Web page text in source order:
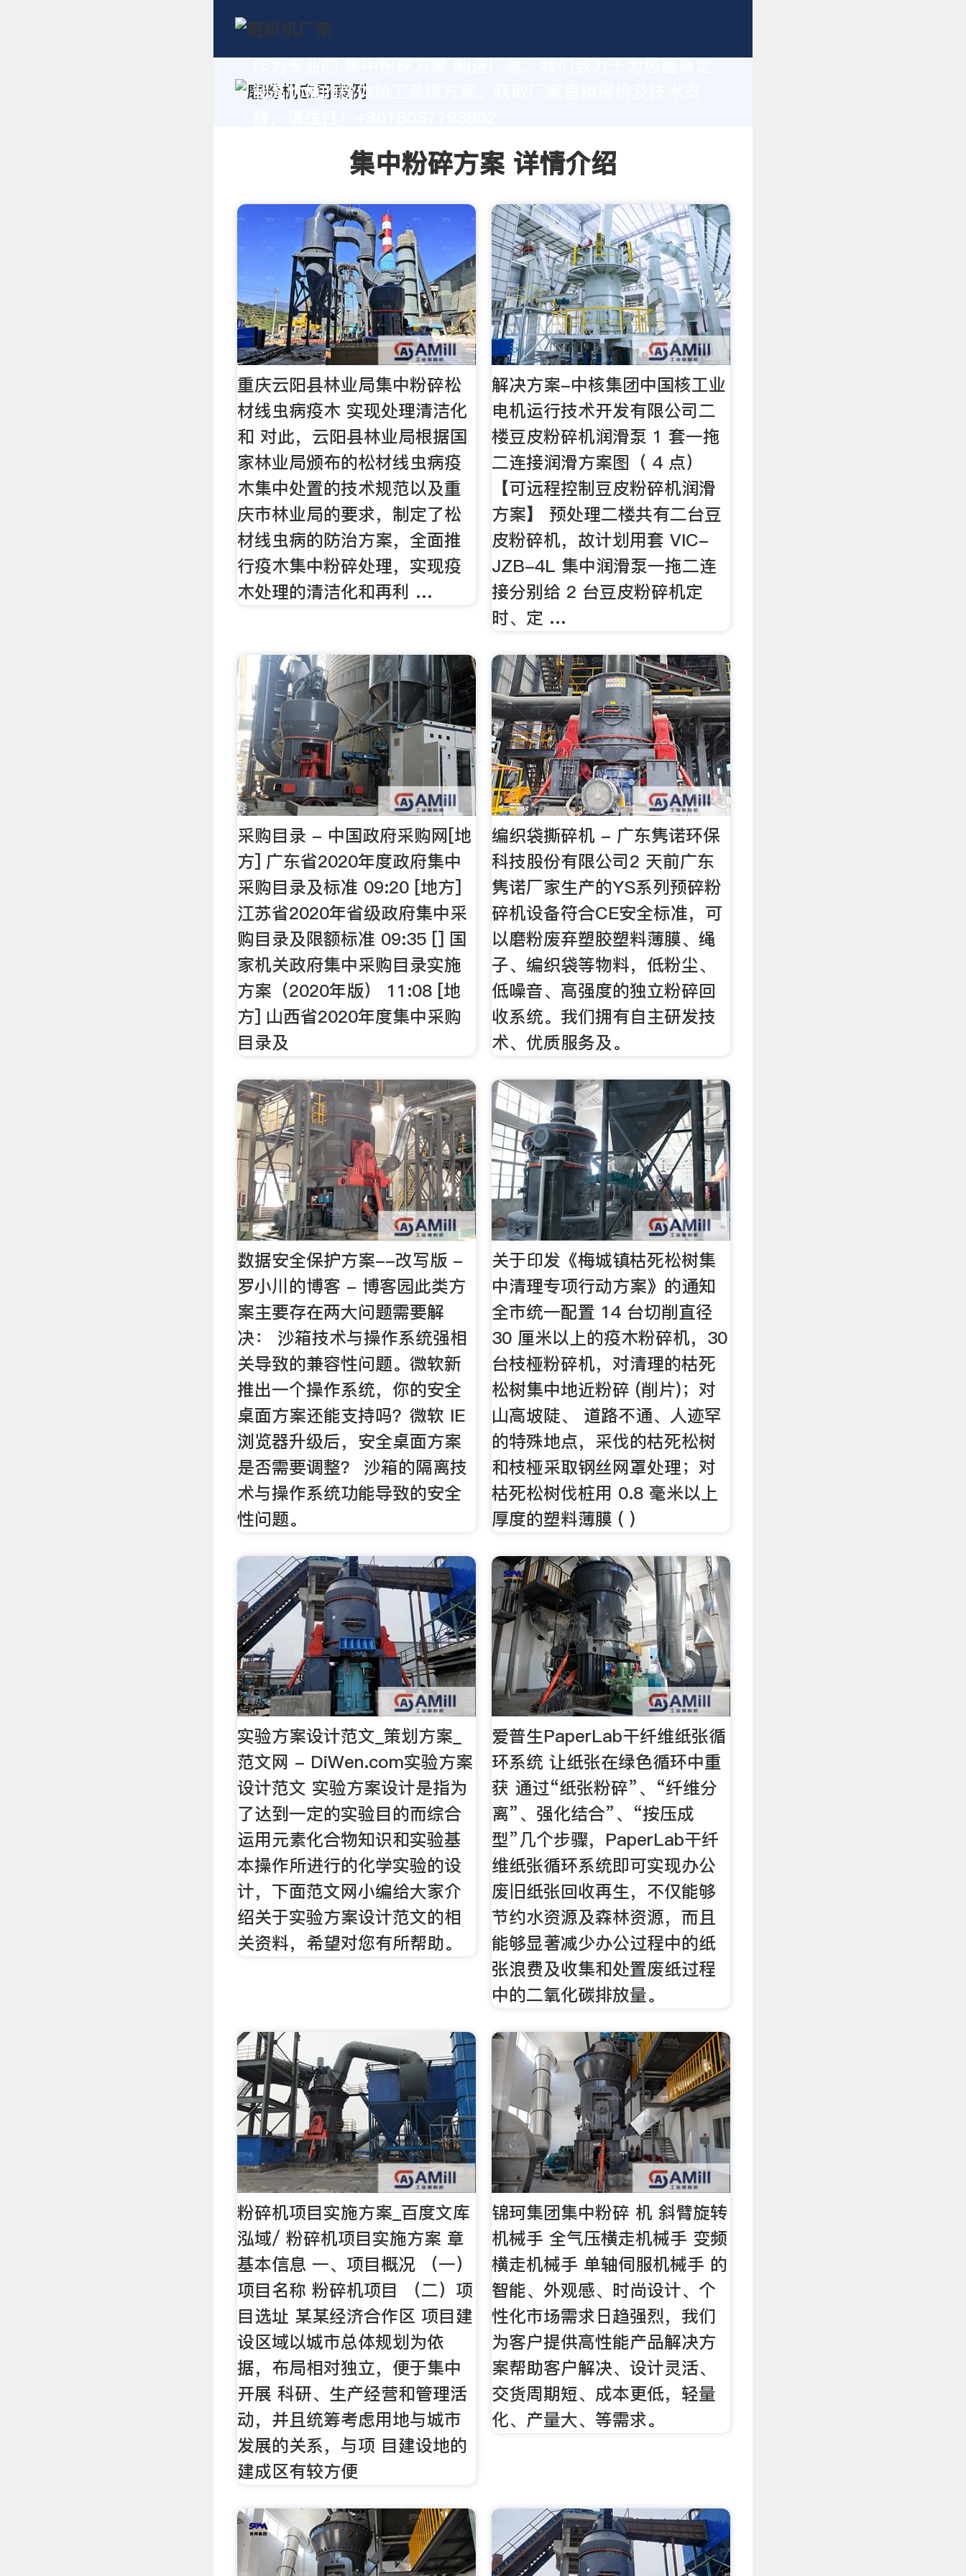
制高价值的粉体加工系统方案。获取厂家直销报价及技术支
集中粉碎方案 详情介绍
重庆云阳县林业局集中粉碎松
材线虫病疫木 实现处理清洁化
和 对此，云阳县林业局根据国
家林业局颁布的松材线虫病疫
木集中处置的技术规范以及重
庆市林业局的要求，制定了松
材线虫病的防治方案，全面推
行疫木集中粉碎处理，实现疫
木处理的清洁化和再利 …
解决方案-中核集团中国核工业
电机运行技术开发有限公司二
楼豆皮粉碎机润滑泵 1 套一拖
二连接润滑方案图（ 4 点）
【可远程控制豆皮粉碎机润滑
方案】 预处理二楼共有二台豆
皮粉碎机，故计划用套 VIC-
JZB-4L 集中润滑泵一拖二连
接分别给 2 台豆皮粉碎机定
时、定 …
采购目录 - 中国政府采购网[地
方] 广东省2020年度政府集中
采购目录及标准 09:20 [地方]
江苏省2020年省级政府集中采
购目录及限额标准 09:35 [] 国
家机关政府集中采购目录实施
方案（2020年版） 11:08 [地
方] 山西省2020年度集中采购
目录及
编织袋撕碎机 - 广东隽诺环保
科技股份有限公司2 天前广东
隽诺厂家生产的YS系列预碎粉
碎机设备符合CE安全标准，可
以磨粉废弃塑胶塑料薄膜、绳
子、编织袋等物料，低粉尘、
低噪音、高强度的独立粉碎回
收系统。我们拥有自主研发技
术、优质服务及。
数据安全保护方案--改写版 -
罗小川的博客 - 博客园此类方
案主要存在两大问题需要解
决： 沙箱技术与操作系统强相
关导致的兼容性问题。微软新
推出一个操作系统，你的安全
桌面方案还能支持吗？微软 IE
浏览器升级后，安全桌面方案
是否需要调整？ 沙箱的隔离技
术与操作系统功能导致的安全
性问题。
关于印发《梅城镇枯死松树集
中清理专项行动方案》的通知
全市统一配置 14 台切削直径
30 厘米以上的疫木粉碎机，30
台枝桠粉碎机，对清理的枯死
松树集中地近粉碎 (削片)；对
山高坡陡、 道路不通、人迹罕
的特殊地点，采伐的枯死松树
和枝桠采取钢丝网罩处理；对
枯死松树伐桩用 0.8 毫米以上
厚度的塑料薄膜 ( )
实验方案设计范文_策划方案_
范文网 - DiWen.com实验方案
设计范文 实验方案设计是指为
了达到一定的实验目的而综合
运用元素化合物知识和实验基
本操作所进行的化学实验的设
计，下面范文网小编给大家介
绍关于实验方案设计范文的相
关资料，希望对您有所帮助。
爱普生PaperLab干纤维纸张循
环系统 让纸张在绿色循环中重
获 通过“纸张粉碎”、“纤维分
离”、强化结合”、“按压成
型”几个步骤，PaperLab干纤
维纸张循环系统即可实现办公
废旧纸张回收再生，不仅能够
节约水资源及森林资源，而且
能够显著减少办公过程中的纸
张浪费及收集和处置废纸过程
中的二氧化碳排放量。
粉碎机项目实施方案_百度文库
泓域/ 粉碎机项目实施方案 章
基本信息 一、项目概况 （一）
项目名称 粉碎机项目 （二）项
目选址 某某经济合作区 项目建
设区域以城市总体规划为依
据，布局相对独立，便于集中
开展 科研、生产经营和管理活
动，并且统筹考虑用地与城市
发展的关系，与项 目建设地的
建成区有较方便
锦珂集团集中粉碎 机 斜臂旋转
机械手 全气压横走机械手 变频
横走机械手 单轴伺服机械手 的
智能、外观感、时尚设计、个
性化市场需求日趋强烈，我们
为客户提供高性能产品解决方
案帮助客户解决、设计灵活、
交货周期短、成本更低，轻量
化、产量大、等需求。